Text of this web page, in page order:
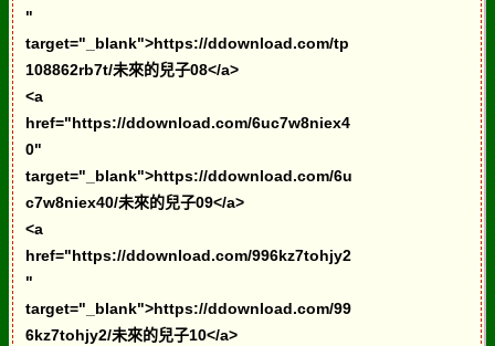
"
target="_blank">https://ddownload.com/tp
108862rb7t/未來的兒子08</a>
<a
href="https://ddownload.com/6uc7w8niex4
0"
target="_blank">https://ddownload.com/6u
c7w8niex40/未來的兒子09</a>
<a
href="https://ddownload.com/996kz7tohjy2
"
target="_blank">https://ddownload.com/99
6kz7tohjy2/未來的兒子10</a>